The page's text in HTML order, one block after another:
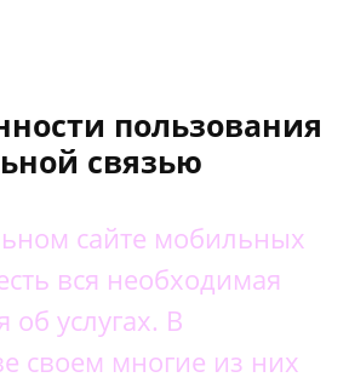
пользования
связью
сайте мобильных
вся необходимая
услугах. В
своем многие из них